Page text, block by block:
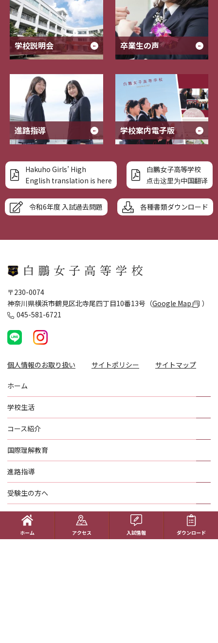
学校説明会 卒業生の声
進路指導 学校案内電子版
Hakuho Girls’ High
English translation is here
白鵬女子高等学校
点击这里为中国翻译
令和6年度 入試過去問題 各種書類ダウンロード
〒230-0074
神奈川県横浜市鶴見区北寺尾四丁目10番13号（Google Map
）
045-581-6721
個人情報のお取り扱い サイトポリシー サイトマップ
ホーム
学校生活
コース紹介
国際理解教育
進路指導
受験生の方へ
帰国生の方へ
学校概要
ホーム アクセス 入試情報 ダウンロード